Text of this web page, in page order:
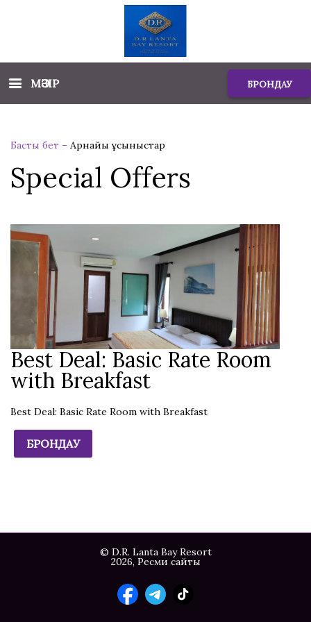
МӘЗІР БРОНДАУ
Басты бет – Арнайы ұсыныстар
Special Offers
Best Deal: Basic Rate Room
with Breakfast
Best Deal: Basic Rate Room with Breakfast
БРОНДАУ
© D.R. Lanta Bay Resort
2026, Ресми сайты